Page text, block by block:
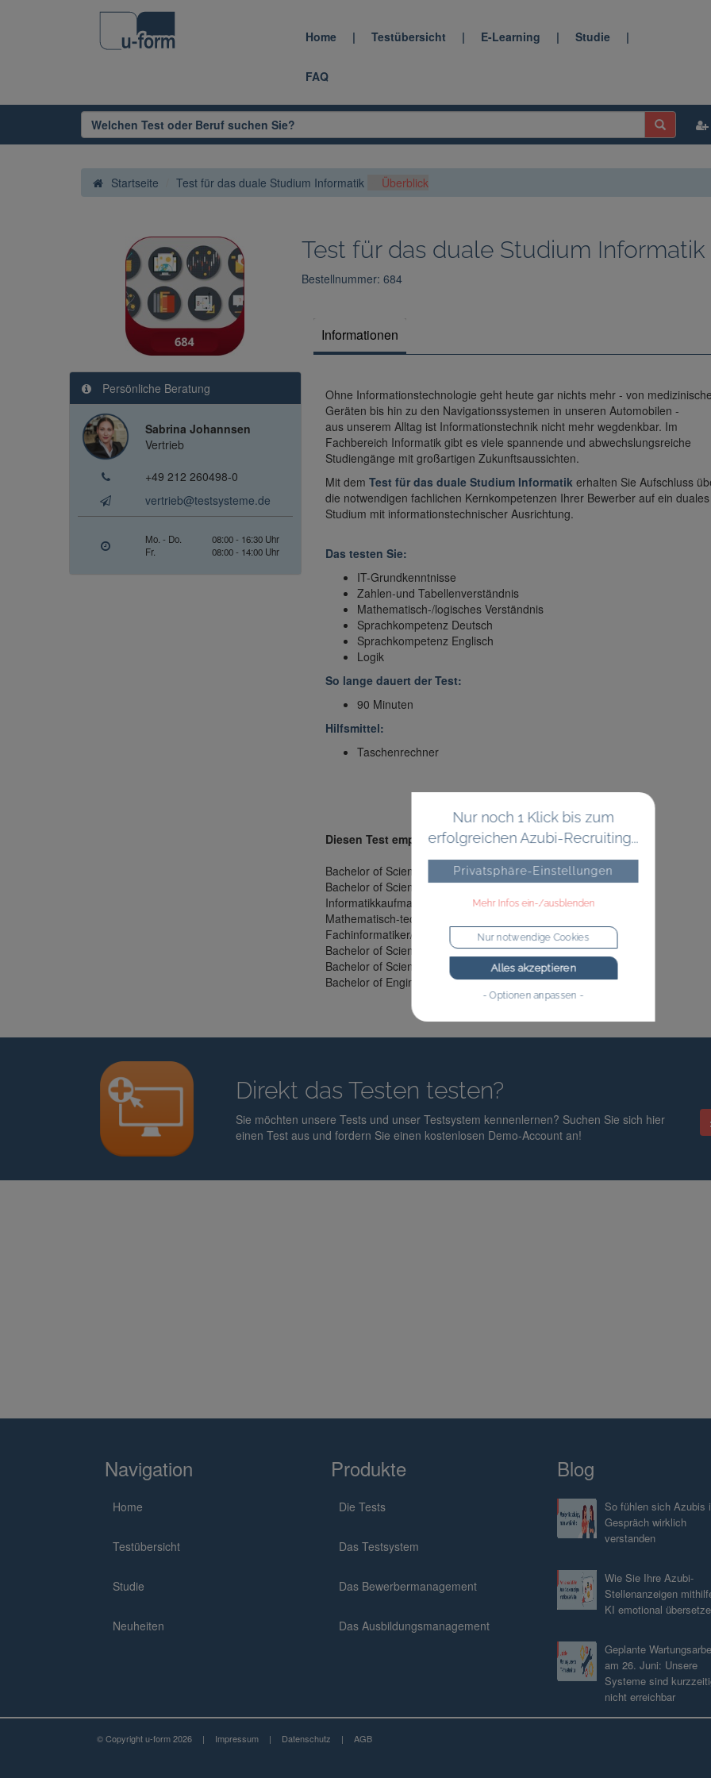
Home | Testübersicht | E-Learning | Studie |
FAQ
Startseite Test für das duale Studium Informatik Überblick
Persönliche Beratung
Sabrina Johannsen
Vertrieb
+49 212 260498-0
vertrieb@testsysteme.de
Mo. - Do.
08:00 - 16:30 Uhr
Fr.
08:00 - 14:00 Uhr
Test für das duale Studium Informatik
Bestellnummer: 684
Informationen
Ohne Informationstechnologie geht heute gar nichts mehr - von
Geräten bis hin zu den Navigationssystemen in unseren Automobilen -
aus unserem Alltag ist Informationstechnik nicht mehr wegdenkbar. Im
Fachbereich Informatik gibt es viele spannende und abwechslungsreiche
Studiengänge mit großartigen Zukunftsaussichten.
Mit dem Test für das duale Studium Informatik erhalten Sie Aufschluss
die notwendigen fachlichen Kernkompetenzen Ihrer Bewerber auf ein duales
Studium mit informationstechnischer Ausrichtung.
Das testen Sie:
IT-Grundkenntnisse
Zahlen-und Tabellenverständnis
Mathematisch-/logisches Verständnis
Sprachkompetenz Deutsch
Sprachkompetenz Englisch
Logik
So lange dauert der Test:
90 Minuten
Hilfsmittel:
Taschenrechner
Diesen Test empfehlen wir für folgende Berufe:
Bachelor of Science (FH) - Wirtschaftsinformatik
Bachelor of Science - Automobilinformatik
Informatikkaufmann/-frau + duales Studium
Mathematisch-technische/r Softwareentwickl. + duales Studium
Fachinformatiker/in + duales Studium
Bachelor of Science - Flug- und Fahrzeuginformatik
Bachelor of Science (FH) - Informatik
Bachelor of Engineering - Telekommunikationsinformatik
Direkt das Testen testen?
Sie möchten unsere Tests und unser Testsystem kennenlernen? Suchen Sie sich hier
einen Test aus und fordern Sie einen kostenlosen Demo-Account an!
Navigation
Home
Testübersicht
Studie
Neuheiten
Produkte
Die Tests
Das Testsystem
Das Bewerbermanagement
Das Ausbildungsmanagement
Blog
So fühlen sich Azubis
Gespräch wirklich
verstanden
Wie Sie Ihre Azubi-
Stellenanzeigen
KI emotional
Geplante
am 26. Juni: Unsere
Systeme sind
nicht erreichbar
© Copyright u-form 2026 | Impressum | Datenschutz | AGB
Nur noch 1 Klick bis zum
erfolgreichen Azubi-Recruiting...
Privatsphäre-Einstellungen
Mehr Infos ein-/ausblenden
Nur notwendige Cookies
Alles akzeptieren
- Optionen anpassen -